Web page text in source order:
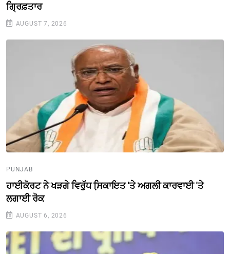
ਗ੍ਰਿਫ਼ਤਾਰ
AUGUST 7, 2026
PUNJAB
ਹਾਈਕੋਰਟ ਨੇ ਖੜਗੇ ਵਿਰੁੱਧ ਸਿ਼ਕਾਇਤ 'ਤੇ ਅਗਲੀ ਕਾਰਵਾਈ 'ਤੇ
ਲਗਾਈ ਰੋਕ
AUGUST 6, 2026